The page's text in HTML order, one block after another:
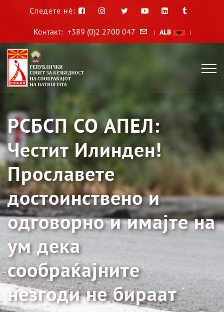
Следете нè:
Контакт: +389 (0)2 2700 047 | ALB |
РСБСП СО АПЕЛ:
Честит Илинден!
Прославете
достоинствено и
одговорно и имајте на
ум дека
сообраќајните
незгоди не бираат